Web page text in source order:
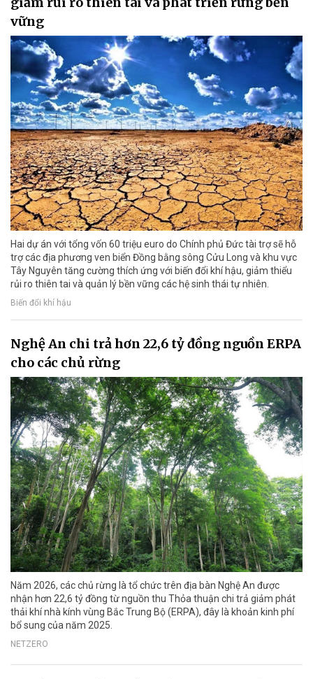
vững
Hai dự án với tổng vốn 60 triệu euro do Chính phủ Đức tài trợ sẽ hỗ
trợ các địa phương ven biển Đồng bằng sông Cửu Long và khu vực
Tây Nguyên tăng cường thích ứng với biến đổi khí hậu, giảm thiểu
rủi ro thiên tai và quản lý bền vững các hệ sinh thái tự nhiên.
Biến đổi khí hậu
Nghệ An chi trả hơn 22,6 tỷ đồng nguồn ERPA
cho các chủ rừng
Năm 2026, các chủ rừng là tổ chức trên địa bàn Nghệ An được
nhận hơn 22,6 tỷ đồng từ nguồn thu Thỏa thuận chi trả giảm phát
thải khí nhà kính vùng Bắc Trung Bộ (ERPA), đây là khoản kinh phí
bổ sung của năm 2025.
NETZERO